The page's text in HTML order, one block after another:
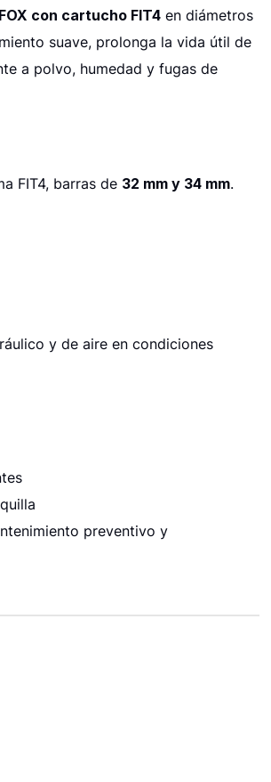
FOX con cartucho FIT4en diámetros
suave, prolonga la vida útil de
a polvo, humedad y fugas de
FIT4, barras de 32 mm y 34 mm.
y de aire en condiciones
preventivo y